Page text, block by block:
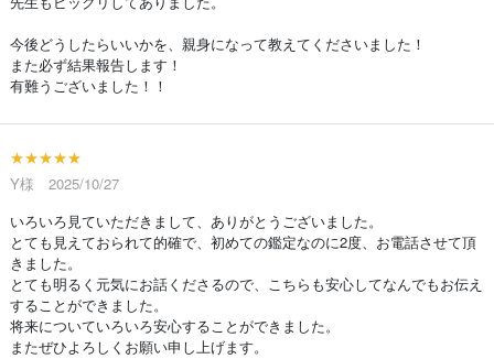
今後どうしたらいいかを、親身になって教えてくださいました！
また必ず結果報告します！
有難うございました！！
★★★★★
Y様 2025/10/27
いろいろ見ていただきまして、ありがとうございました。
とても見えておられて的確で、初めての鑑定なのに2度、お電話させて頂
きました。
とても明るく元気にお話くださるので、こちらも安心してなんでもお伝え
することができました。
将来についていろいろ安心することができました。
またぜひよろしくお願い申し上げます。